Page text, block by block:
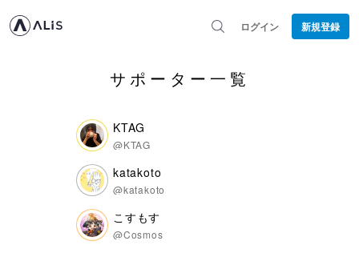
ログイン 新規登録
サポーター一覧
KTAG
@KTAG
katakoto
@katakoto
こすもす
@Cosmos